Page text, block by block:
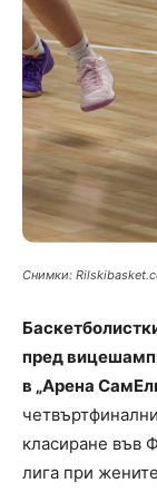
Снимки:
пред
в „Арена
класиране във
лига при